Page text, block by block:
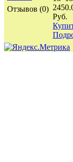
Отзывов (0)
Руб.